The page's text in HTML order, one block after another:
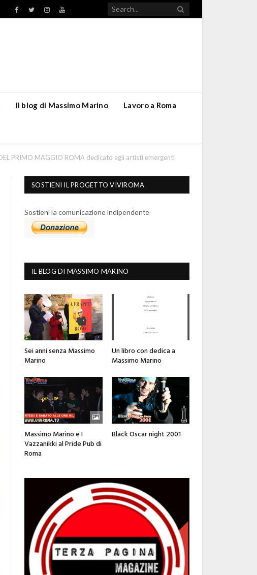
Facebook
TwitterInstagramYouTube
Il blog di Massimo Marino Lavoro a Roma
PRIMO MAGGIO ROMA dedicato agli artisti emergenti
SOSTIENI IL PROGETTO VIVIROMA
Sostieni la comunicazione indipendente
IL BLOG DI MASSIMO MARINO
Sei anni senza Massimo
Marino
Un libro con dedica a
Massimo Marino
Massimo Marino e I
Vazzanikki al Pride Pub di
Roma
Black Oscar night 2001